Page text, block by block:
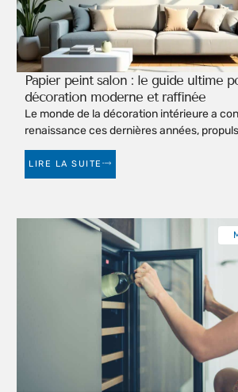
Papier peint salon : le guide ultime
décoration moderne et raffinée
Le monde de la décoration intérieure a
renaissance ces dernières années,
LIRE LA SUITE